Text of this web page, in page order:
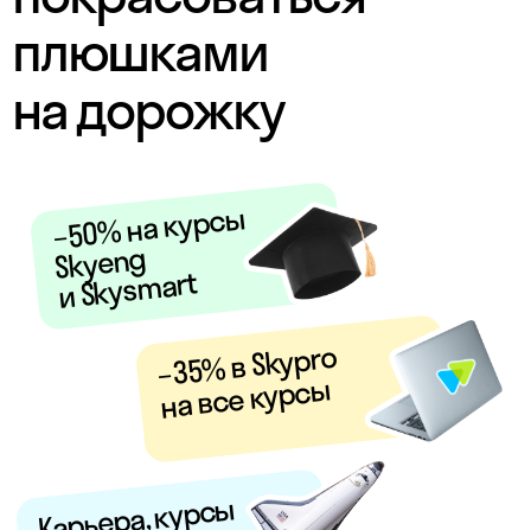
на важные
события
бенефитов
Книжный
клуб
Самые отвязные
офлайн-
корпоративы
OOO «Скай Сервис Рус»
work@skyeng.ru